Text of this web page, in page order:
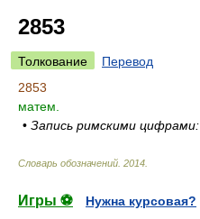
2853
Толкование
Перевод
2853
матем.
• Запись римскими цифрами:
Словарь обозначений 2014
Игры ⚽
Нужна курсовая?